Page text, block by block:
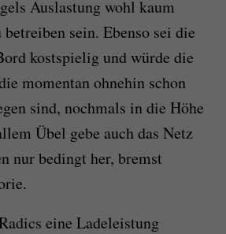
Auslastung wohl kaum
sein. Ebenso sei die
kostspielig und würde die
momentan ohnehin schon
sind, nochmals in die Höhe
Übel gebe auch das Netz
nur bedingt her, bremst
eine Ladeleistung